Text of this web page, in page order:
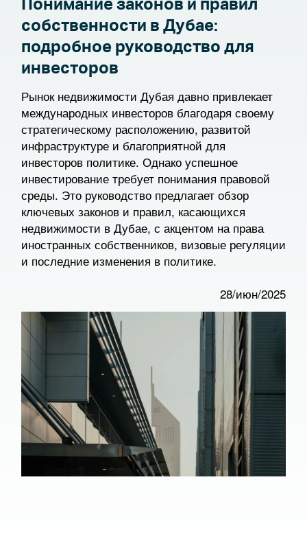
Понимание законов и правил
собственности в Дубае:
подробное руководство для
инвесторов
Рынок недвижимости Дубая давно привлекает
международных инвесторов благодаря своему
стратегическому расположению, развитой
инфраструктуре и благоприятной для
инвесторов политике. Однако успешное
инвестирование требует понимания правовой
среды. Это руководство предлагает обзор
ключевых законов и правил, касающихся
недвижимости в Дубае, с акцентом на права
иностранных собственников, визовые регуляции
и последние изменения в политике.
28/июн/2025